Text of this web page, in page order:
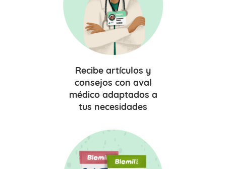
Recibe artículos y
consejos con aval
médico adaptados a
tus necesidades